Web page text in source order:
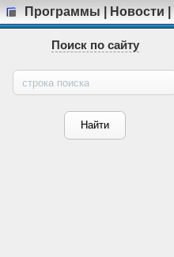
Программы Новости
Поиск по сайту